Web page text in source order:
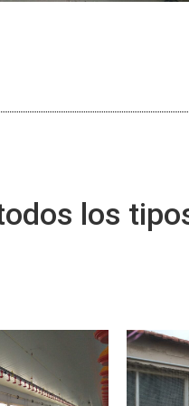
los